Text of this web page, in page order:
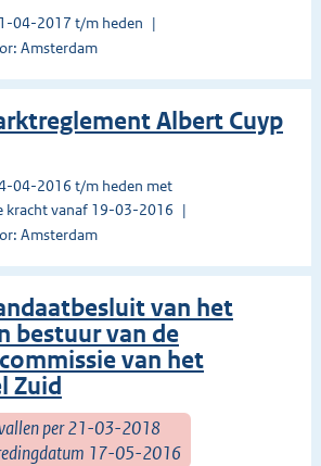
04-2017 t/m heden
Amsterdam
Albert Cuyp
04-2016 t/m heden met
kracht vanaf 19-03-2016
Amsterdam
van het
bestuur van de
van het
Zuid
per 21-03-2018
17-05-2016